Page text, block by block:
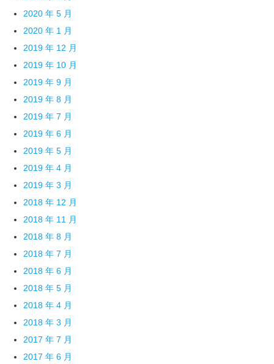
2020 年 5 月
2020 年 1 月
2019 年 12 月
2019 年 10 月
2019 年 9 月
2019 年 8 月
2019 年 7 月
2019 年 6 月
2019 年 5 月
2019 年 4 月
2019 年 3 月
2018 年 12 月
2018 年 11 月
2018 年 8 月
2018 年 7 月
2018 年 6 月
2018 年 5 月
2018 年 4 月
2018 年 3 月
2017 年 7 月
2017 年 6 月